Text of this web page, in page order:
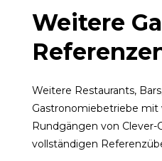
Weitere
Weitere Restaurants,
Gastronomiebetriebe mit
Rundgängen von Clever-
vollständigen